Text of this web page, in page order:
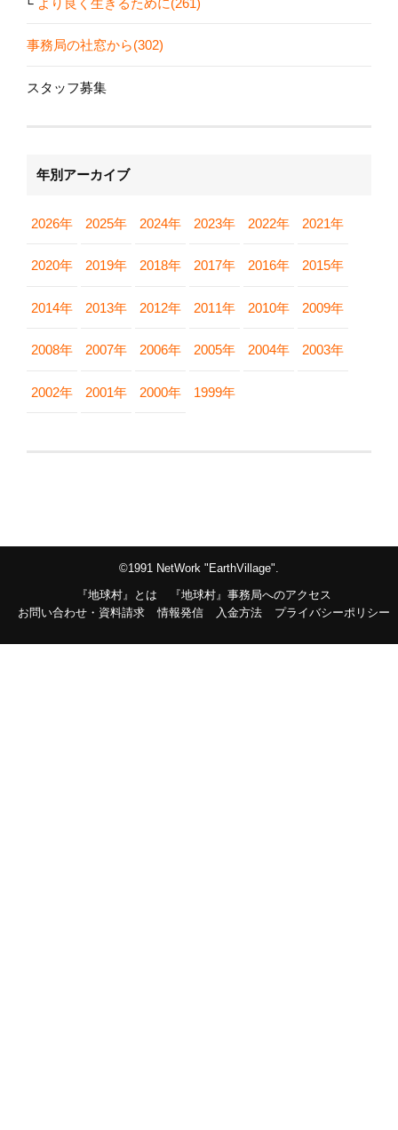
事務局の社窓から(302)
スタッフ募集
年別アーカイブ
2026年 2025年 2024年 2023年 2022年 2021年
2020年 2019年 2018年 2017年 2016年 2015年
2014年 2013年 2012年 2011年 2010年 2009年
2008年 2007年 2006年 2005年 2004年 2003年
2002年 2001年 2000年 1999年
©1991 NetWork "EarthVillage".
『地球村』とは
『地球村』事務局へのアクセス
お問い合わせ・資料請求
情報発信 入金方法 プライバシーポリシー